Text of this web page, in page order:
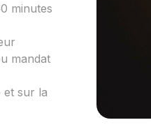
minutes
mandat
et sur la